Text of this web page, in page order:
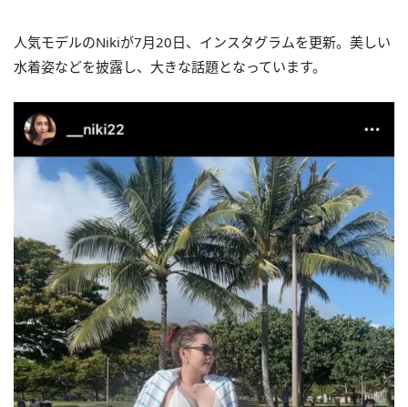
人気モデルのNikiが7月20日、インスタグラムを更新。美しい
水着姿などを披露し、大きな話題となっています。